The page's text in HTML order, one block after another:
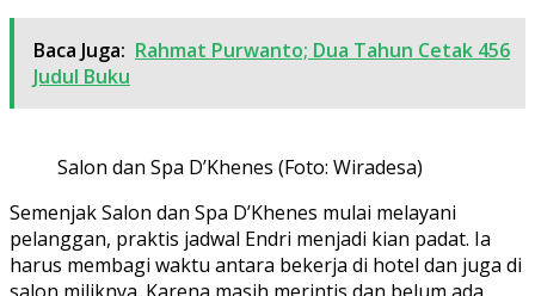
Baca Juga: Rahmat Purwanto; Dua Tahun Cetak 456
Judul Buku
Salon dan Spa D’Khenes (Foto: Wiradesa)
Semenjak Salon dan Spa D’Khenes mulai melayani
pelanggan, praktis jadwal Endri menjadi kian padat. Ia
harus membagi waktu antara bekerja di hotel dan juga di